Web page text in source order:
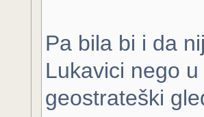
Pa bila bi i da
Lukavici nego
geostrateški